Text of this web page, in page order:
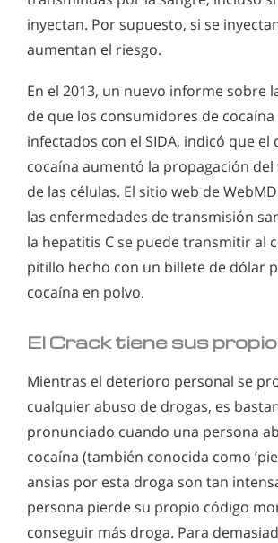
inyectan. Por supuesto, si se
aumentan el riesgo.
En el 2013, un nuevo informe sobre
de que los consumidores de
infectados con el SIDA, indicó que el
cocaína aumentó la propagación del
de las células. El sitio web de
las enfermedades de transmisión
la hepatitis C se puede transmitir al
pitillo hecho con un billete de dólar
cocaína en polvo.
El Crack tiene sus
Mientras el deterioro personal se
cualquier abuso de drogas, es
pronunciado cuando una persona
cocaína (también conocida como
ansias por esta droga son tan
persona pierde su propio código
conseguir más droga. Para